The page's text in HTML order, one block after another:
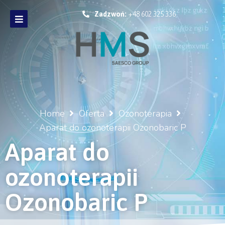
Zadzwoń: +48 602 325 336
Home Oferta
Ozonoterapia
Aparat do ozonoterapii Ozonobaric P
Aparat do
ozonoterapii
Ozonobaric P